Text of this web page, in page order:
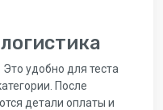
удобно для теста
После
детали оплаты и